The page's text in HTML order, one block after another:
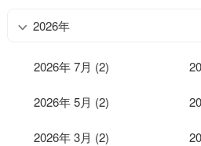
2026年
2026年 7月 (2)
2026年 5月 (2)
2026年 3月 (2)